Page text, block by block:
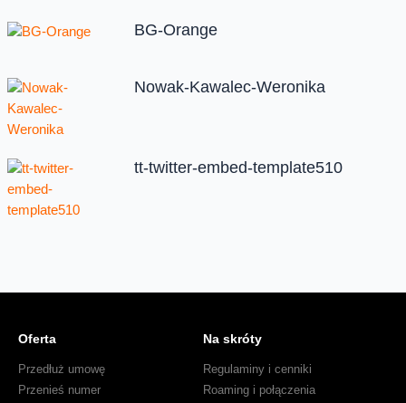
BG-Orange
Nowak-Kawalec-Weronika
tt-twitter-embed-template510
Oferta
Przedłuż umowę
Przenieś numer
Na skróty
Regulaminy i cenniki
Roaming i połączenia